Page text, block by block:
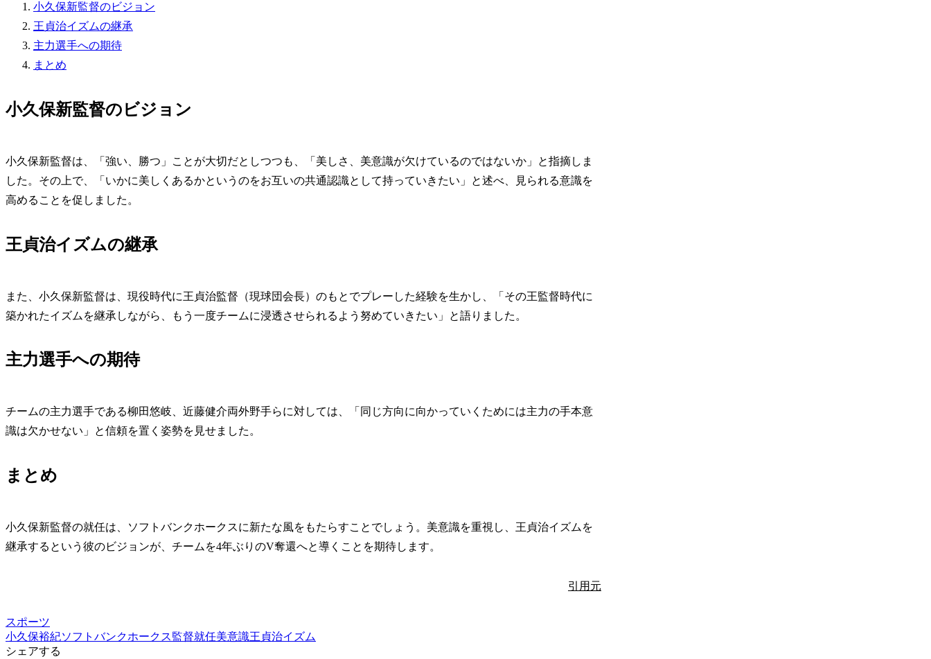
小久保新監督のビジョン
王貞治イズムの継承
主力選手への期待
まとめ
小久保新監督のビジョン
小久保新監督は、「強い、勝つ」ことが大切だとしつつも、「美しさ、美意識が欠けているのではないか」と指摘しま
した。その上で、「いかに美しくあるかというのをお互いの共通認識として持っていきたい」と述べ、見られる意識を
高めることを促しました。
王貞治イズムの継承
また、小久保新監督は、現役時代に王貞治監督（現球団会長）のもとでプレーした経験を生かし、「その王監督時代に
築かれたイズムを継承しながら、もう一度チームに浸透させられるよう努めていきたい」と語りました。
主力選手への期待
チームの主力選手である柳田悠岐、近藤健介両外野手らに対しては、「同じ方向に向かっていくためには主力の手本意
識は欠かせない」と信頼を置く姿勢を見せました。
まとめ
小久保新監督の就任は、ソフトバンクホークスに新たな風をもたらすことでしょう。美意識を重視し、王貞治イズムを
継承するという彼のビジョンが、チームを4年ぶりのV奪還へと導くことを期待します。
引用元
スポーツ
小久保裕紀ソフトバンクホークス監督就任美意識王貞治イズム
シェアする